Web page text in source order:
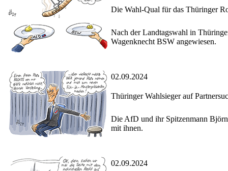
Die Wahl-Qual für das Thüringer
Nach der Landtagswahl in
Wagenknecht BSW angewiesen.
02.09.2024
Thüringer Wahlsieger auf
Die AfD und ihr Spitzenmann
mit ihnen.
02.09.2024